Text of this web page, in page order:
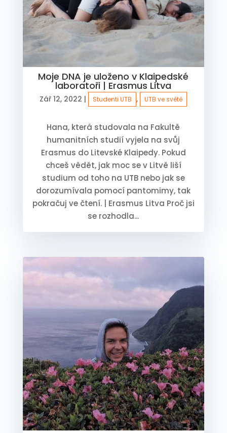
Moje DNA je uloženo v Klaipedské
laboratoři | Erasmus Litva
Zář 12, 2022 | Studenti UTB , UTB ve světě
Hana, která studovala na Fakultě
humanitních studií vyjela na svůj
Erasmus do Litevské Klaipedy. Pokud
chceš vědět, jak moc se v Litvě liší
studium od toho na UTB nebo jak se
dorozumívala pomocí pantomimy, tak
pokračuj ve čtení. | Erasmus Litva Proč jsi
se rozhodla...